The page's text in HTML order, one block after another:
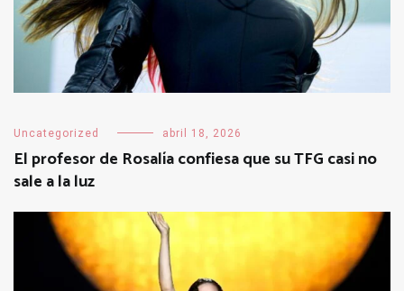
Uncategorized abril 18, 2026
El profesor de Rosalía confiesa que su TFG casi no
sale a la luz